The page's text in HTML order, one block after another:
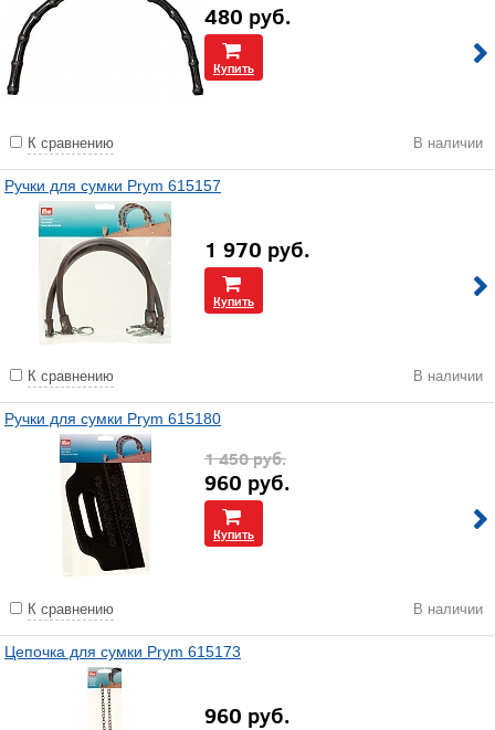
480 руб.
Купить
К сравнению В наличии
Ручки для сумки Prym 615157
1 970 руб.
Купить
К сравнению В наличии
Ручки для сумки Prym 615180
1 450руб.
960 руб.
Купить
К сравнению В наличии
Цепочка для сумки Prym 615173
960 руб.